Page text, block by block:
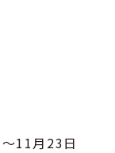
〜11月23日